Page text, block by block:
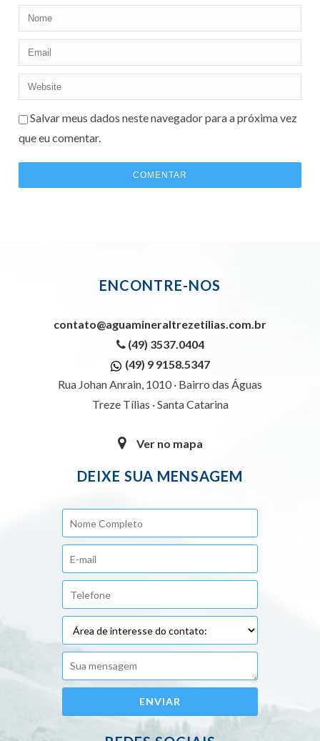
Salvar meus dados neste navegador para a próxima vez
que eu comentar.
ENCONTRE-NOS
contato@aguamineraltrezetilias.com.br
(49) 3537.0404
(49) 9 9158.5347
Rua Johan Anrain, 1010 · Bairro das Águas
Treze Tílias · Santa Catarina
Ver no mapa
DEIXE SUA MENSAGEM